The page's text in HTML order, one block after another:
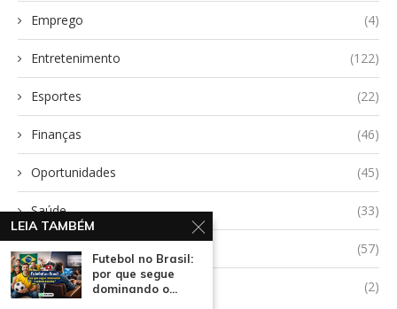
Emprego (4)
Entretenimento (122)
Esportes (22)
Finanças (46)
Oportunidades (45)
Saúde (33)
Tecnologia (57)
Uncategorized (2)
LEIA TAMBÉM
Futebol no Brasil:
por que segue
dominando o...